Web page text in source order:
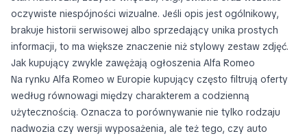
oczywiste niespójności wizualne. Jeśli opis jest ogólnikowy,
brakuje historii serwisowej albo sprzedający unika prostych
informacji, to ma większe znaczenie niż stylowy zestaw zdjęć.
Jak kupujący zwykle zawężają ogłoszenia Alfa Romeo
Na rynku Alfa Romeo w Europie kupujący często filtrują oferty
według równowagi między charakterem a codzienną
użytecznością. Oznacza to porównywanie nie tylko rodzaju
nadwozia czy wersji wyposażenia, ale też tego, czy auto